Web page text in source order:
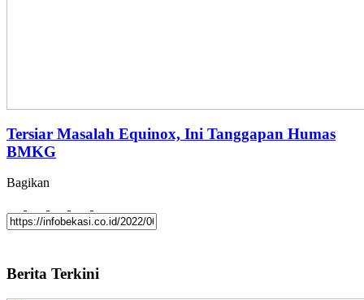
Tersiar Masalah Equinox, Ini Tanggapan Humas
BMKG
Bagikan
Berita Terkini